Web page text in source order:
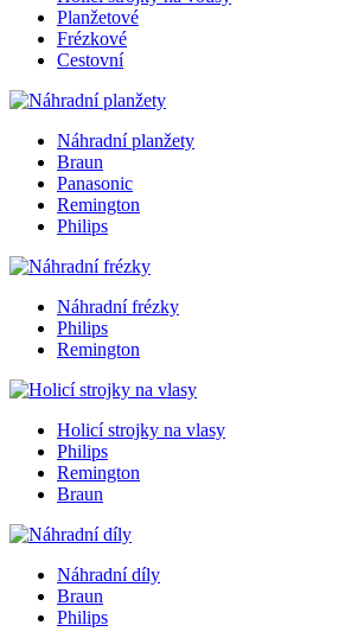
Planžetové
Frézkové
Cestovní
Náhradní planžety
Braun
Panasonic
Remington
Philips
Náhradní frézky
Philips
Remington
Holicí strojky na vlasy
Philips
Remington
Braun
Náhradní díly
Braun
Philips